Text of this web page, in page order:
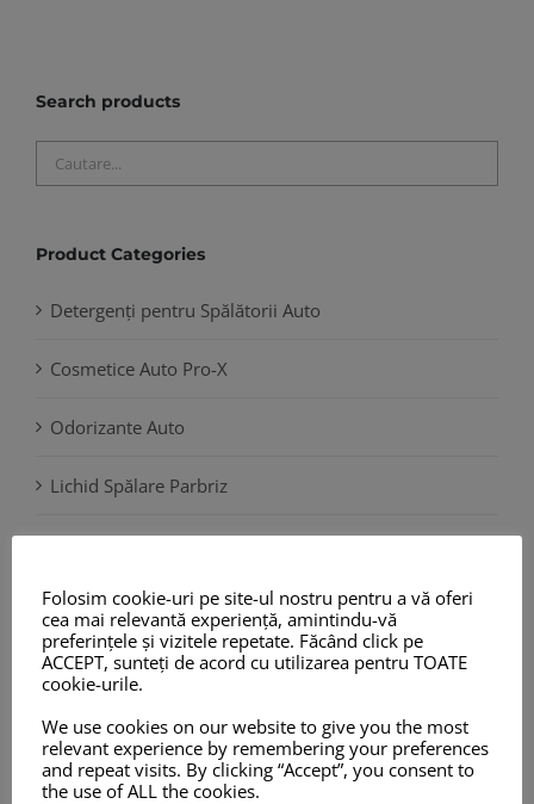
Search products
Product Categories
Detergenți pentru Spălătorii Auto
Cosmetice Auto Pro-X
Odorizante Auto
Lichid Spălare Parbriz
Prosoape din Microfibre, Chamois și Role Hârtie
Sisteme Dozare și Spumare
Aparate de Spălat
Aspiratoare Profesionale
Folosim cookie-uri pe site-ul nostru pentru a vă oferi
cea mai relevantă experiență, amintindu-vă
preferințele și vizitele repetate. Făcând click pe
ACCEPT, sunteți de acord cu utilizarea pentru TOATE
cookie-urile.
We use cookies on our website to give you the most
relevant experience by remembering your preferences
and repeat visits. By clicking “Accept”, you consent to
the use of ALL the cookies.